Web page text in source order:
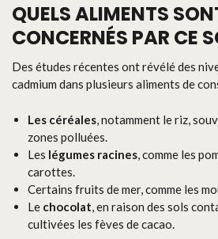
QUELS ALIMENTS
CONCERNÉS PAR CE
Des études récentes ont révélé des
cadmium dans plusieurs aliments de
Les céréales, notamment le riz,
zones polluées.
Les légumes racines, comme les
carottes.
Certains fruits de mer, comme les
Le chocolat, en raison des sols
cultivées les fèves de cacao.